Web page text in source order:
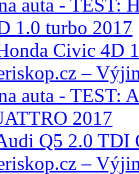
Civic 4D
Q5 2.0 TDI